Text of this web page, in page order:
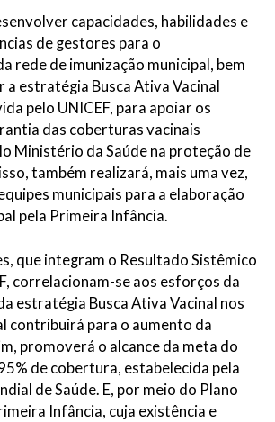
capacidades, habilidades e
de gestores para o
rede de imunização municipal, bem
a estratégia Busca Ativa Vacinal
pelo UNICEF, para apoiar os
das coberturas vacinais
Ministério da Saúde na proteção de
também realizará, mais uma vez,
municipais para a elaboração
pela Primeira Infância.
que integram o Resultado Sistêmico
correlacionam-se aos esforços da
estratégia Busca Ativa Vacinal nos
contribuirá para o aumento da
promoverá o alcance da meta do
de cobertura, estabelecida pela
de Saúde. E, por meio do Plano
Infância, cuja existência e